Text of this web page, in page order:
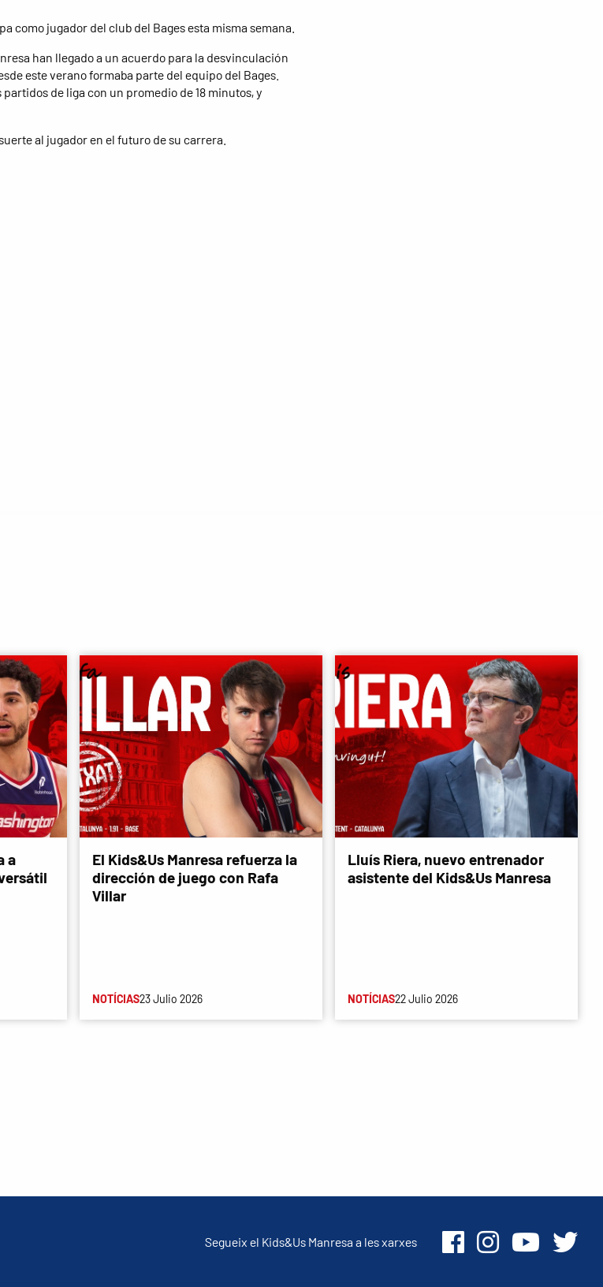
como jugador del club del Bages esta misma semana.
han llegado a un acuerdo para la desvinculación
este verano formaba parte del equipo del Bages.
de liga con un promedio de 18 minutos, y
al jugador en el futuro de su carrera.
a
El Kids&Us Manresa refuerza la
dirección de juego con Rafa
Villar
NOTÍCIAS23 Julio 2026
Lluís Riera, nuevo entrenador
asistente del Kids&Us Manresa
NOTÍCIAS22 Julio 2026
Segueix el Kids&Us Manresa a les xarxes